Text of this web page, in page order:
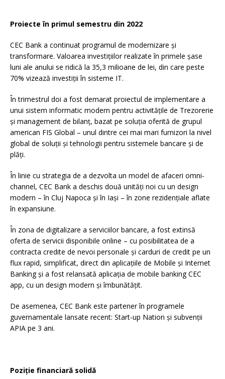
Proiecte în primul semestru din 2022
CEC Bank a continuat programul de modernizare și
transformare. Valoarea investițiilor realizate în primele șase
luni ale anului se ridică la 35,3 milioane de lei, din care peste
70% vizează investiții în sisteme IT.
În trimestrul doi a fost demarat proiectul de implementare a
unui sistem informatic modern pentru activitățile de Trezorerie
și management de bilanț, bazat pe soluția oferită de grupul
american FIS Global – unul dintre cei mai mari furnizori la nivel
global de soluții și tehnologii pentru sistemele bancare și de
plăți.
În linie cu strategia de a dezvolta un model de afaceri omni-
channel, CEC Bank a deschis două unități noi cu un design
modern – în Cluj Napoca și în Iași – în zone rezidențiale aflate
în expansiune.
În zona de digitalizare a serviciilor bancare, a fost extinsă
oferta de servicii disponibile online – cu posibilitatea de a
contracta credite de nevoi personale și carduri de credit pe un
flux rapid, simplificat, direct din aplicațiile de Mobile și Internet
Banking și a fost relansată aplicația de mobile banking CEC
app, cu un design modern și îmbunătățit.
De asemenea, CEC Bank este partener în programele
guvernamentale lansate recent: Start-up Nation și subvenții
APIA pe 3 ani.
Poziție financiară solidă